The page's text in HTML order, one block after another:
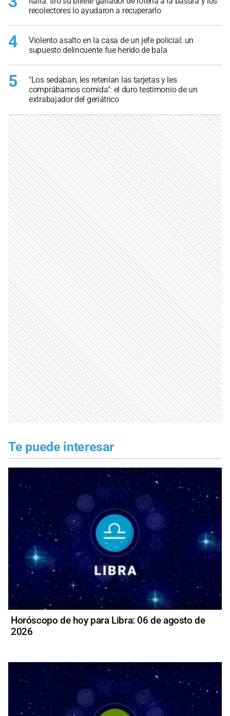
recolectores lo ayudaron a recuperarlo
4
Violento asalto en la casa de un jefe policial: un
supuesto delincuente fue herido de bala
5
"Los sedaban, les retenían las tarjetas y les
comprábamos comida": el duro testimonio de un
extrabajador del geriátrico
Te puede interesar
Horóscopo de hoy para Libra: 06 de agosto de
2026